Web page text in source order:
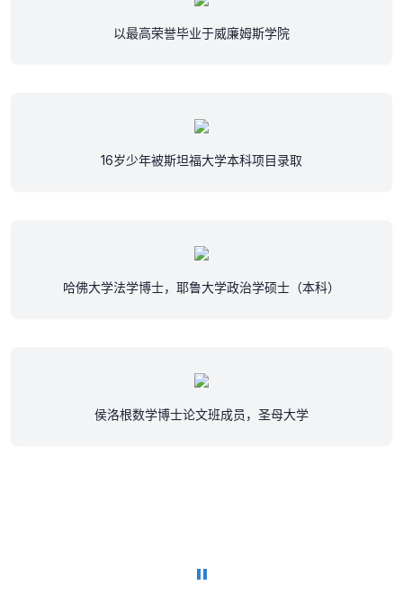
以最高荣誉毕业于威廉姆斯学院
16岁少年被斯坦福大学本科项目录取
哈佛大学法学博士，耶鲁大学政治学硕士（本科）
侯洛根数学博士论文班成员，圣母大学
"